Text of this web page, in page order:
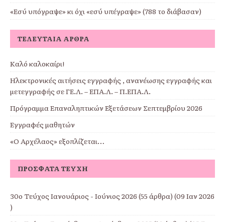
«Εσύ υπόγραψε» κι όχι «εσύ υπέγραψε» (788 το διάβασαν)
ΤΕΛΕΥΤΑΊΑ ΆΡΘΡΑ
Καλό καλοκαίρι!
Ηλεκτρονικές αιτήσεις εγγραφής , ανανέωσης εγγραφής και
μετεγγραφής σε ΓΕ.Λ. – ΕΠΑ.Λ. – Π.ΕΠΑ.Λ.
Πρόγραμμα Επαναληπτικών Εξετάσεων Σεπτεμβρίου 2026
Εγγραφές μαθητών
«Ο Αρχέλαος» εξοπλίζεται…
ΠΡΌΣΦΑΤΑ ΤΕΎΧΗ
30ο Τεύχος Ιανουάριος - Ιούνιος 2026 (55 άρθρα) (09 Ιαν 2026
)